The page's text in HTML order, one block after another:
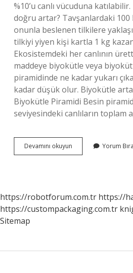
%10’u canlı vücuduna
doğru artar? Tavşanlardaki
onunla beslenen tilkilere
tilkiyi yiyen kişi kartla 1 kg
Ekosistemdeki her canlının
maddeye biyokütle veya
piramidinde ne kadar yukarı
kadar düşük olur. Biyokütle artar
Biyokütle Piramidi Besin
seviyesindeki canlıların toplam
Devamını okuyun
Piramidinde
Yorum
https://robotforum.com.tr https://
https://custompackaging.com.tr
Sitemap